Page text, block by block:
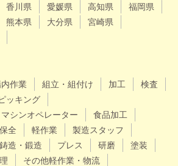
香川県 愛媛県 高知県
福岡県
熊本県 大分県
宮崎県
作業 組立・組付け 加工
検査
ッキング
シンオペレーター
食品加工
全 軽作業
製造スタッフ
鋳造・鍛造 プレス 研磨
塗装
その他軽作業・物流